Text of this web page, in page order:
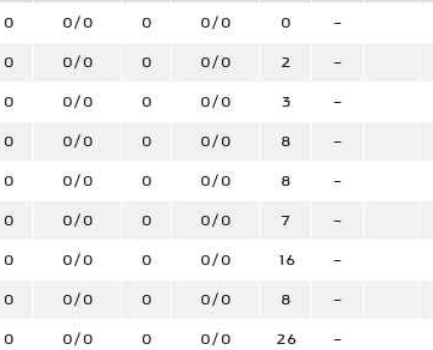
-
0
0/0
0
0/0
0
-
2
0/0
0
0/0
0
-
3
0/0
0
0/0
0
-
8
0/0
0
0/0
0
-
8
0/0
0
0/0
0
-
7
0/0
0
0/0
0
-
16
0/0
0
0/0
0
-
8
0/0
0
0/0
0
-
26
0/0
0
0/0
0